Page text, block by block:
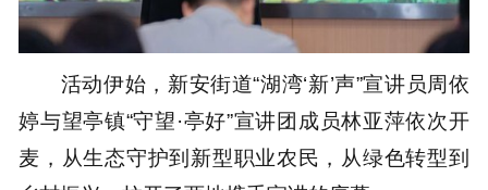
活动伊始，新安街道“湖湾‘新’声”宣讲员周依
婷与望亭镇“守望·亭好”宣讲团成员林亚萍依次开
麦，从生态守护到新型职业农民，从绿色转型到